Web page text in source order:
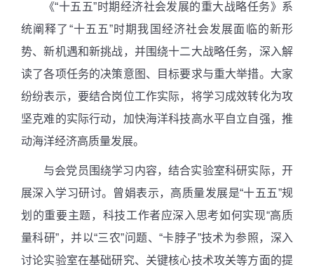
《“十五五”时期经济社会发展的重大战略任务》系
统阐释了“十五五”时期我国经济社会发展面临的新形
势、新机遇和新挑战，并围绕十二大战略任务，深入解
读了各项任务的决策意图、目标要求与重大举措。大家
纷纷表示，要结合岗位工作实际，将学习成效转化为攻
坚克难的实际行动，加快海洋科技高水平自立自强，推
动海洋经济高质量发展。
与会党员围绕学习内容，结合实验室科研实际，开
展深入学习研讨。曾娟表示，高质量发展是“十五五”规
划的重要主题，科技工作者应深入思考如何实现“高质
量科研”，并以“三农”问题、“卡脖子”技术为参照，深入
讨论实验室在基础研究、关键核心技术攻关等方面的提